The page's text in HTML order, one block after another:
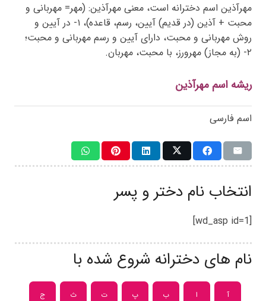
مهرآذین اسم دخترانه است، معنی مهرآذین: (مهر= مهربانی و
محبت + آذین (در قدیم) آیین، رسم، قاعده)، ۱- در آیین و
روش مهربانی و محبت، دارای آیین و رسم مهربانی و محبت؛
۲- (به مجاز) مهرورز، با محبت، مهربان.
ریشه اسم مهرآذین
اسم فارسی
انتخاب نام دختر و پسر
[wd_asp id=1]
نام های دخترانه شروع شده با
آ ا ب پ ت ث ج